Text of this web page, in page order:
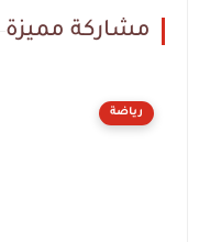
مشاركة مميزة
رياضة